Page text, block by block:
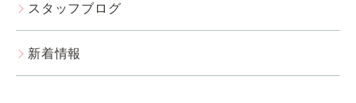
スタッフブログ
新着情報